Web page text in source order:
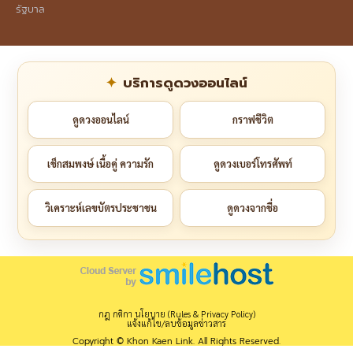
รัฐบาล
บริการดูดวงออนไลน์
ดูดวงออนไลน์ กราฟชีวิต
เช็กสมพงษ์ เนื้อคู่ ความรัก ดูดวงเบอร์โทรศัพท์
วิเคราะห์เลขบัตรประชาชน ดูดวงจากชื่อ
กฎ กติกา นโยบาย (Rules & Privacy Policy)
แจ้งแก้ไข/ลบข้อมูลข่าวสาร
Copyright © Khon Kaen Link. All Rights Reserved.